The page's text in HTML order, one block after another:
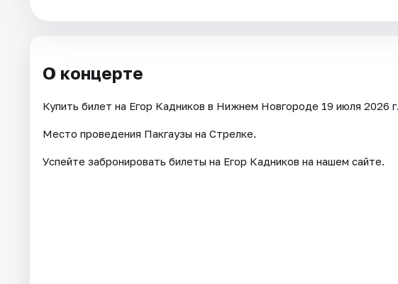
О концерте
Купить билет на Егор Кадников в Нижнем Новгороде 19 июля 2026 г..
Место проведения Пакгаузы на Стрелке.
Успейте забронировать билеты на Егор Кадников на нашем сайте.